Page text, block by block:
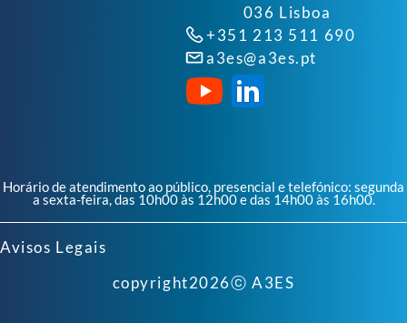
036 Lisboa
+351 213 511 690
a3es@a3es.pt
Horário de atendimento ao público, presencial e telefónico: segunda
a sexta-feira, das 10h00 às 12h00 e das 14h00 às 16h00.
Avisos Legais
copyright2026ⓒ A3ES